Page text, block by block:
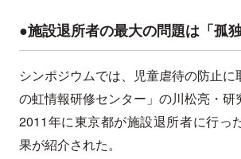
●施設退所者の最大の問題は「孤独
シンポジウムでは、児童虐待の防止に
の虹情報研修センター」の川松亮・研
2011年に東京都が施設退所者に行っ
果が紹介された。